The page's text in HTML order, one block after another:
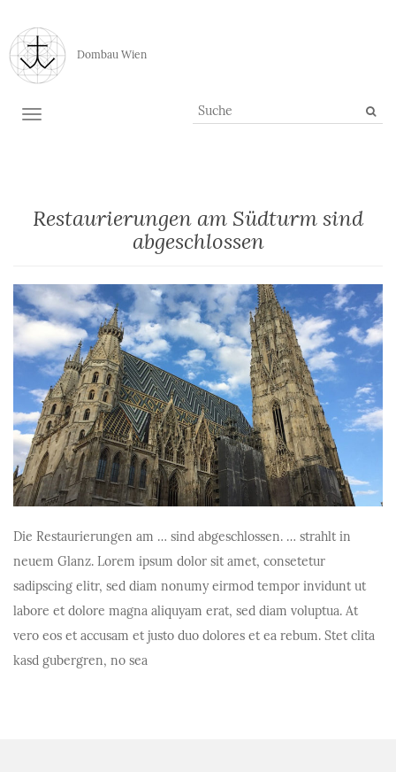
Dombau Wien
TOGGLE NAVIGATION
Restaurierungen am Südturm sind
abgeschlossen
Die Restaurierungen am … sind abgeschlossen. … strahlt in
neuem Glanz. Lorem ipsum dolor sit amet, consetetur
sadipscing elitr, sed diam nonumy eirmod tempor invidunt ut
labore et dolore magna aliquyam erat, sed diam voluptua. At
vero eos et accusam et justo duo dolores et ea rebum. Stet clita
kasd gubergren, no sea